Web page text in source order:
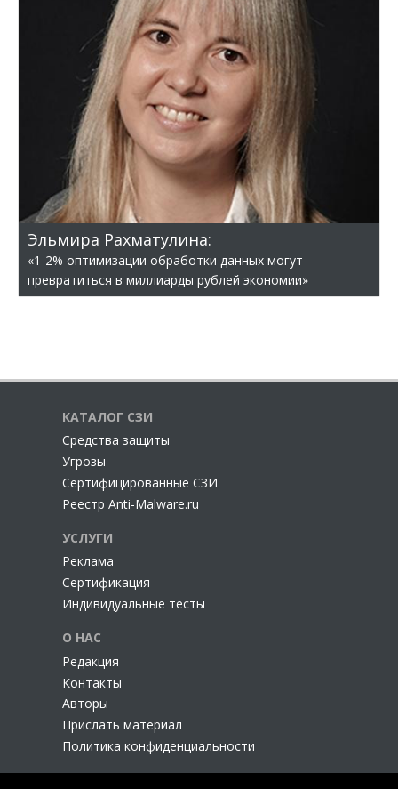
Эльмира Рахматулина:
«1-2% оптимизации обработки данных могут
превратиться в миллиарды рублей экономии»
КАТАЛОГ СЗИ
Cредства защиты
Угрозы
Сертифицированные СЗИ
Реестр Anti-Malware.ru
УСЛУГИ
Реклама
Сертификация
Индивидуальные тесты
О НАС
Редакция
Контакты
Авторы
Прислать материал
Политика конфиденциальности